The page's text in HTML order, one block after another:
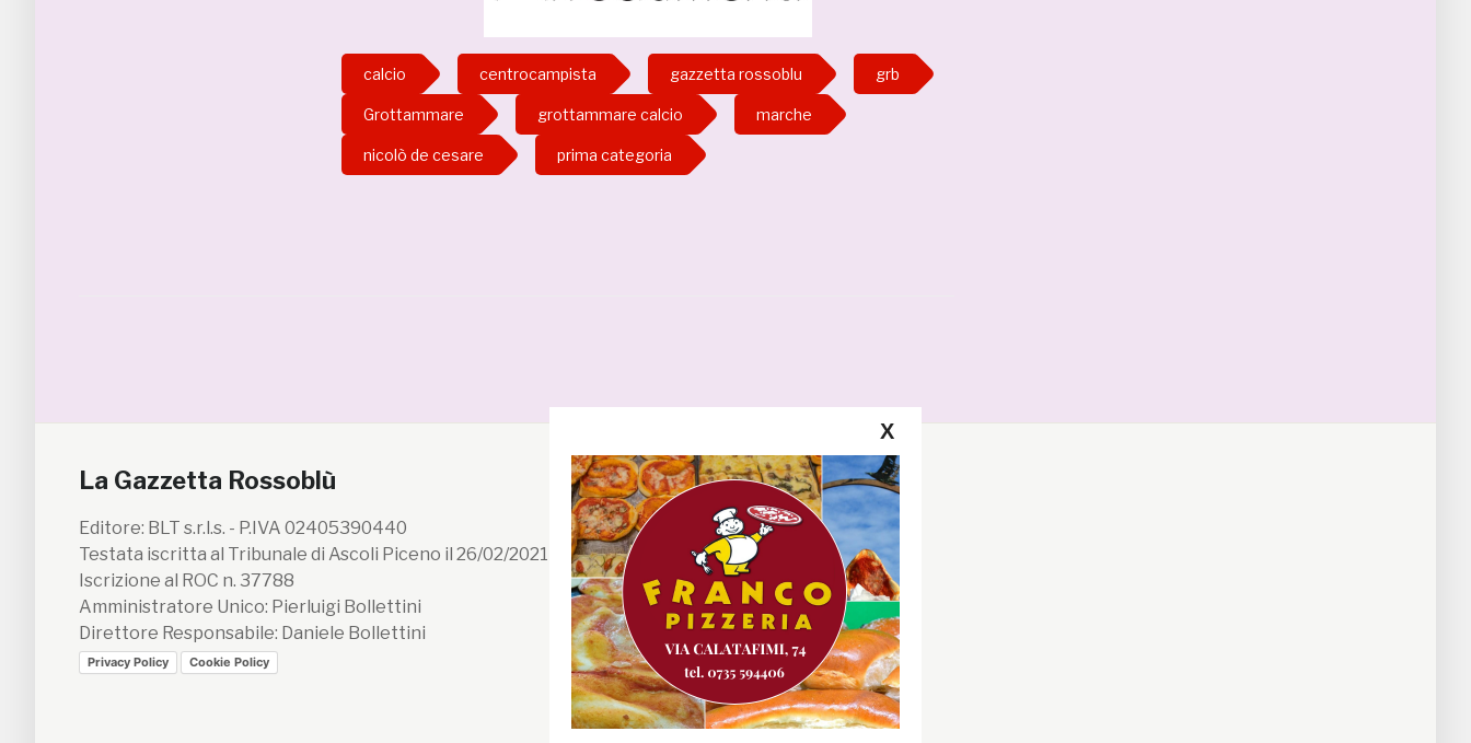
calcio centrocampista gazzetta rossoblu grb
Grottammare grottammare calcio marche
nicolò de cesare prima categoria
La Gazzetta Rossoblù
Editore: BLT s.r.l.s. - P.IVA 02405390440
Testata iscritta al Tribunale di Ascoli Piceno il 26/02/2021 n. 199/2021
Iscrizione al ROC n. 37788
Amministratore Unico: Pierluigi Bollettini
Direttore Responsabile: Daniele Bollettini
Privacy Policy Cookie Policy
Segui la GRB
Facebook
Instagram
Twitter
Youtube
X